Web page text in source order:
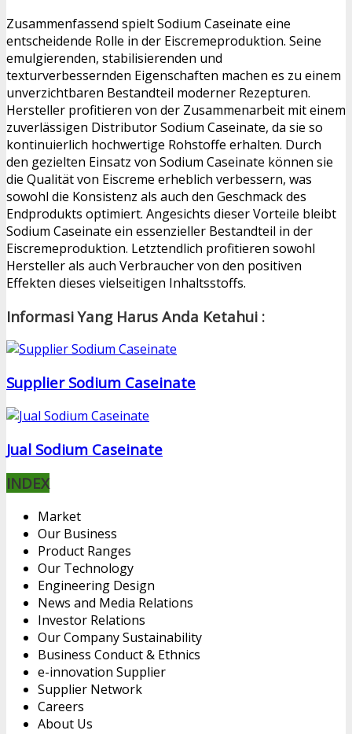
Zusammenfassend spielt Sodium Caseinate eine
entscheidende Rolle in der Eiscremeproduktion. Seine
emulgierenden, stabilisierenden und
texturverbessernden Eigenschaften machen es zu einem
unverzichtbaren Bestandteil moderner Rezepturen.
Hersteller profitieren von der Zusammenarbeit mit einem
zuverlässigen Distributor Sodium Caseinate, da sie so
kontinuierlich hochwertige Rohstoffe erhalten. Durch
den gezielten Einsatz von Sodium Caseinate können sie
die Qualität von Eiscreme erheblich verbessern, was
sowohl die Konsistenz als auch den Geschmack des
Endprodukts optimiert. Angesichts dieser Vorteile bleibt
Sodium Caseinate ein essenzieller Bestandteil in der
Eiscremeproduktion. Letztendlich profitieren sowohl
Hersteller als auch Verbraucher von den positiven
Effekten dieses vielseitigen Inhaltsstoffs.
Informasi Yang Harus Anda Ketahui :
Supplier Sodium Caseinate
Jual Sodium Caseinate
INDEX
Market
Our Business
Product Ranges
Our Technology
Engineering Design
News and Media Relations
Investor Relations
Our Company Sustainability
Business Conduct & Ethnics
e-innovation Supplier
Supplier Network
Careers
About Us